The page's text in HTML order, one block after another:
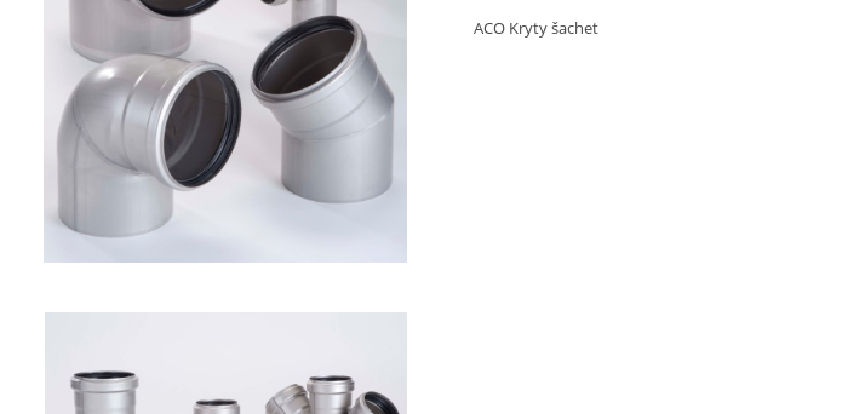
ACO Kryty šachet